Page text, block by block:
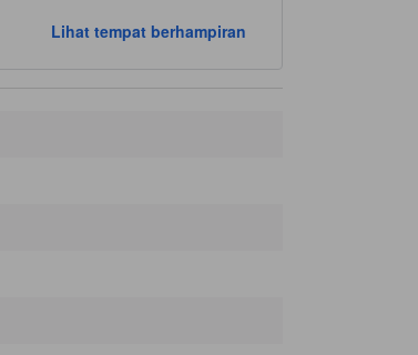
Lihat tempat berhampiran